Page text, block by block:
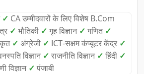
✓ CA उम्मीदवारों के लिए विशेष B.Com
✓ भौतिकी ✓ गृह विज्ञान ✓ गणित ✓
✓ अंग्रेजी ✓ ICT-सक्षम कंप्यूटर केंद्र ✓
विज्ञान ✓ राजनीति विज्ञान ✓ हिंदी ✓
विज्ञान ✓ पंजाबी